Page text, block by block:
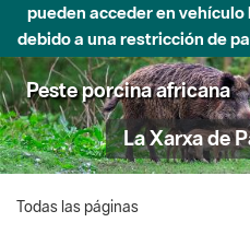
pueden acceder en
debido a una restricción de
Peste porcina africana
La Xarxa de
Todas las páginas